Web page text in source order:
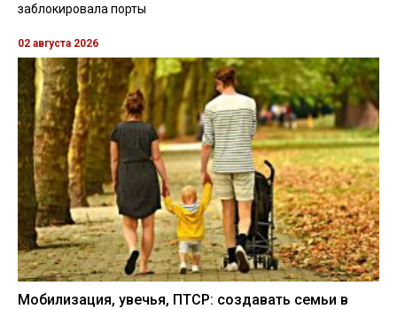
заблокировала порты
02 августа 2026
Мобилизация, увечья, ПТСР: создавать семьи в